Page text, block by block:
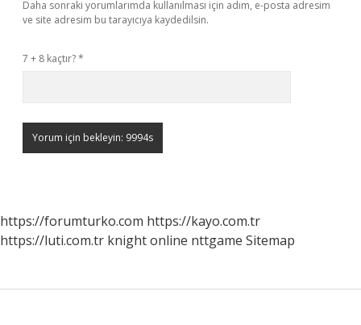
Daha sonraki yorumlarımda kullanılması için adım, e-posta adresim
ve site adresim bu tarayıcıya kaydedilsin.
7 + 8 kaçtır?*
https://forumturko.com https://kayo.com.tr
https://luti.com.tr knight online nttgame Sitemap